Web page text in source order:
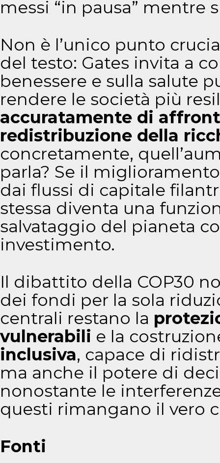
messi “in pausa” mentre
Non è l’unico punto
del testo: Gates invita a
benessere e sulla salute
rendere le società più
accuratamente di
redistribuzione della
concretamente,
parla? Se il
dai flussi di capitale
stessa diventa una
salvataggio del pianeta
investimento.
Il dibattito della COP30
dei fondi per la sola
centrali restano la
vulnerabili e la
inclusiva, capace di
ma anche il potere di
nonostante le
questi rimangano il vero
Fonti